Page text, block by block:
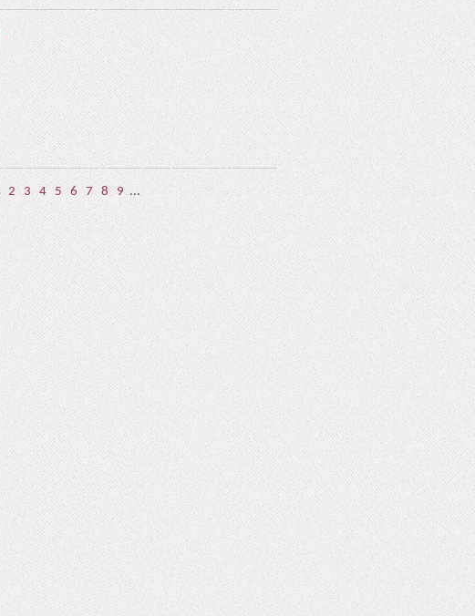
2 3 4 5 6 7 8 9 ...